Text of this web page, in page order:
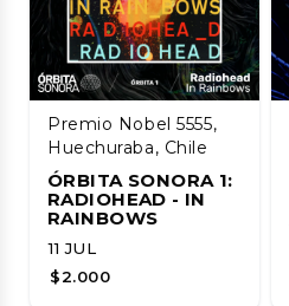
Premio Nobel 5555,
Huechuraba, Chile
ÓRBITA SONORA 1:
RADIOHEAD - IN
RAINBOWS
11 JUL
$2.000